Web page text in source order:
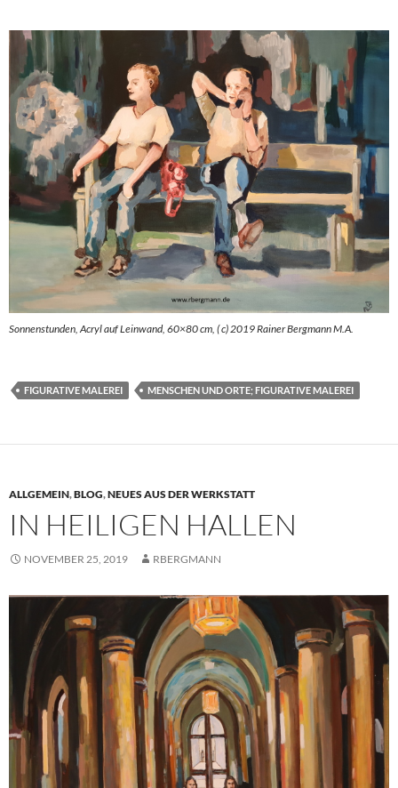
Sonnenstunden, Acryl auf Leinwand, 60×80 cm, ( c) 2019 Rainer Bergmann M.A.
FIGURATIVE MALEREI MENSCHEN UND ORTE; FIGURATIVE MALEREI
ALLGEMEIN,BLOG,NEUES AUS DER WERKSTATT
IN HEILIGEN HALLEN
NOVEMBER 25, 2019 RBERGMANN